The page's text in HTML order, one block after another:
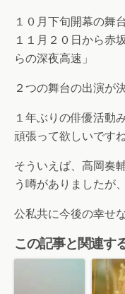
１０月下旬開幕の舞
１１月２０日から赤
らの深夜高速」
２つの舞台の出演が
１年ぶりの俳優活動
頑張って欲しいですね
そういえば、高岡奏
う噂がありましたが
公私共に今後の幸せ
この記事と関連す